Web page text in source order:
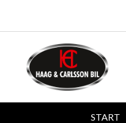
START